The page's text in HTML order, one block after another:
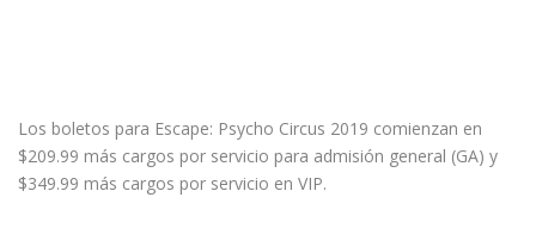
Los boletos para Escape: Psycho Circus 2019 comienzan en
$209.99 más cargos por servicio para admisión general (GA) y
$349.99 más cargos por servicio en VIP.